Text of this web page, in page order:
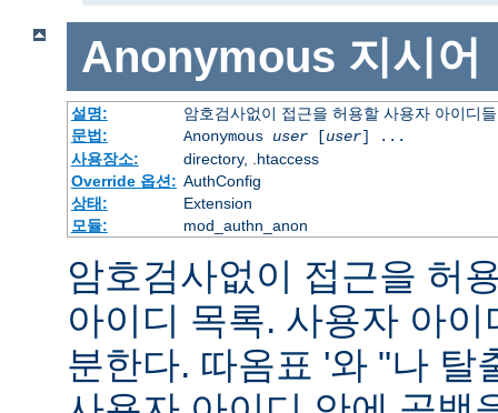
Anonymous 지시어
설명:
암호검사없이 접근을 허용할 사용자 아이디
문법:
Anonymous user[user] ...
사용장소:
directory, .htaccess
Override 옵션: AuthConfig
상태:
Extension
모듈:
mod_authn_anon
암호검사없이 접근을 허
아이디 목록. 사용자 아
분한다. 따옴표 '와 "나 탈